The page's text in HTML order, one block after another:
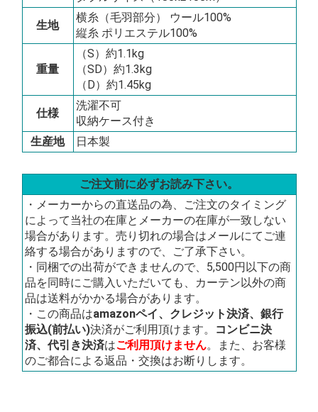
生地
横糸（毛羽部分） ウール100%
縦糸 ポリエステル100%
重量
（S）約1.1kg
（SD）約1.3kg
（D）約1.45kg
仕様
洗濯不可
収納ケース付き
生産地
日本製
ご注文前に必ずお読み下さい。
・メーカーからの直送品の為、ご注文のタイミング
によって当社の在庫とメーカーの在庫が一致しない
場合があります。売り切れの場合はメールにてご連
絡する場合がありますので、ご了承下さい。
・同梱での出荷ができませんので、5,500円以下の商
品を同時にご購入いただいても、カーテン以外の商
品は送料がかかる場合があります。
・この商品はamazonペイ、クレジット決済、銀行
振込(前払い)決済がご利用頂けます。 コンビニ決
済、代引き決済はご利用頂けません。また、お客様
のご都合による返品・交換はお断りします。